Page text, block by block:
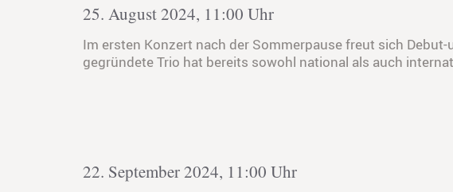
25. August 2024, 11:00 Uhr
Im ersten Konzert nach der Sommerpause freut sich
gegründete Trio hat bereits sowohl national als auch
22. September 2024, 11:00 Uhr